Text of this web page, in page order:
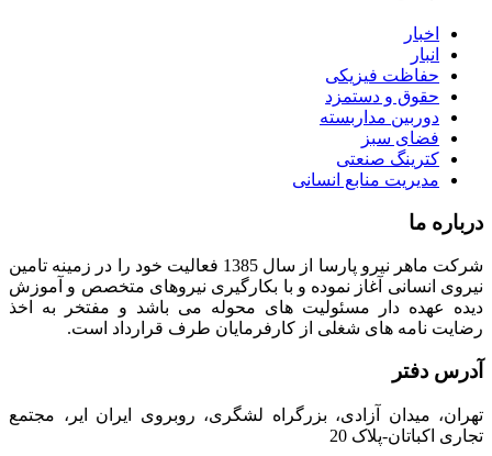
اخبار
انبار
حفاظت فیزیکی
حقوق و دستمزد
دوربین مداربسته
فضای سبز
کترینگ صنعتی
مدیریت منابع انسانی
درباره ما
شرکت ماهر نیرو پارسا از سال 1385 فعالیت خود را در زمینه تامین
نیروی انسانی آغاز نموده و با بکارگیری نیروهای متخصص و آموزش
دیده عهده دار مسئولیت های محوله می باشد و مفتخر به اخذ
رضایت نامه های شغلی از کارفرمایان طرف قرارداد است.
آدرس دفتر
تهران، میدان آزادی، بزرگراه لشگری، روبروی ایران ایر، مجتمع
تجاری اکباتان-پلاک 20